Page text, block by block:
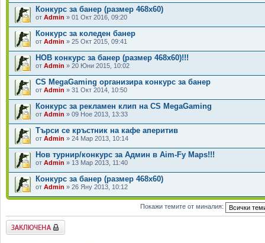
Конкурс за банер (размер 468х60)
от Admin » 01 Окт 2016, 09:20
Конкурс за коледен банер
от Admin » 25 Окт 2015, 09:41
НОВ конкурс за банер (размер 468х60)!!!
от Admin » 20 Юни 2015, 10:02
CS MegaGaming организира конкурс за банер
от Admin » 31 Окт 2014, 10:50
Конкурс за рекламен клип на CS MegaGaming
от Admin » 09 Ное 2013, 13:33
Търси се кръстник на кафе аперитив
от Admin » 24 Мар 2013, 10:14
Нов турнир/конкурс за Админ в Aim-Fy Maps!!!
от Admin » 13 Мар 2013, 11:40
Конкурс за банер (размер 468х60)
от Admin » 26 Яну 2013, 10:12
Покажи темите от миналия:
Заключен форум